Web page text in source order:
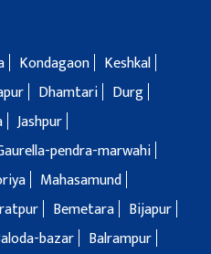
Kondagaon
Keshkal
Dhamtari
Durg
Jashpur
pendra-marwahi
Mahasamund
Bemetara
Bijapur
bazar
Balrampur